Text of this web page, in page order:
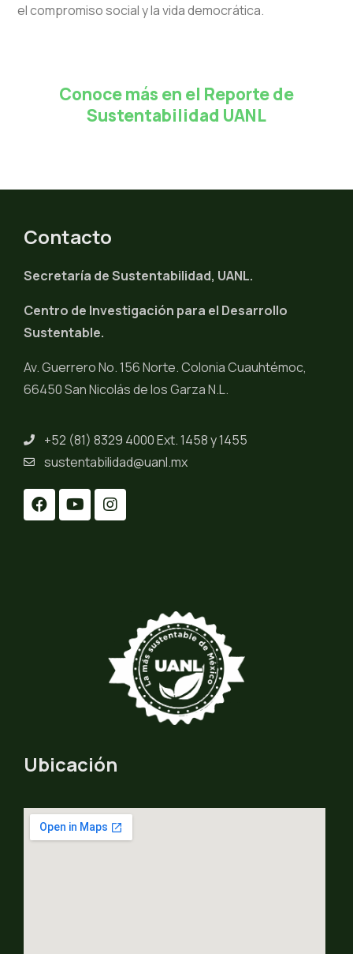
el compromiso social y la vida democrática.
Conoce más en el Reporte de
Sustentabilidad UANL
Contacto
Secretaría de Sustentabilidad, UANL.
Centro de Investigación para el Desarrollo
Sustentable.
Av. Guerrero No. 156 Norte. Colonia Cuauhtémoc,
66450 San Nicolás de los Garza N.L.
+52 (81) 8329 4000 Ext. 1458 y 1455
sustentabilidad@uanl.mx
Ubicación